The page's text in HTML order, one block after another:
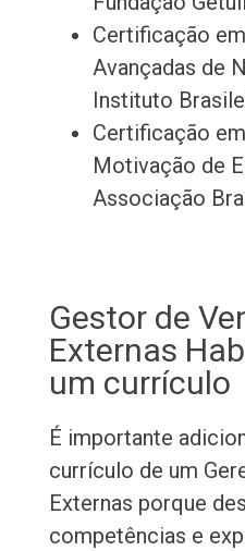
Certificação
Avançadas de
Instituto
Certificação
Motivação de
Associação
Gestor de
Externas
um currículo
É importante
currículo de um
Externas porque
competências e